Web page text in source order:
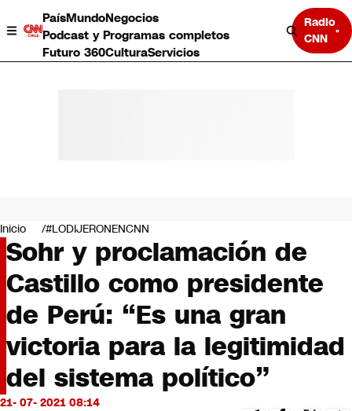
PaísMundoNegocios
Podcast y Programas completos
Futuro 360CulturaServicios
Radio
CNN
Negocios
Deportes
Programas completos
Cultura
Servicios
Bits
CNN tiempo
Futuro 360
Opinión
Inicio #LODIJERONENCNN
Sohr y proclamación de
Castillo como presidente
de Perú: “Es una gran
victoria para la legitimidad
del sistema político”
21- 07- 2021 08:14